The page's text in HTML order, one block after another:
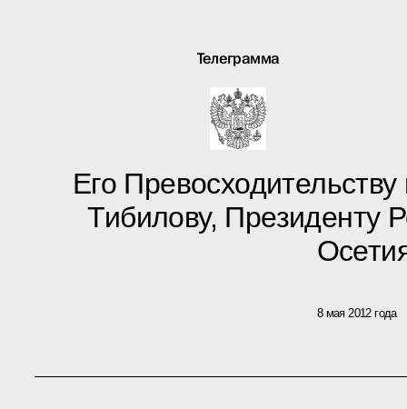
Телеграмма
Его
Тибилову, Президенту
8 мая 2012 года